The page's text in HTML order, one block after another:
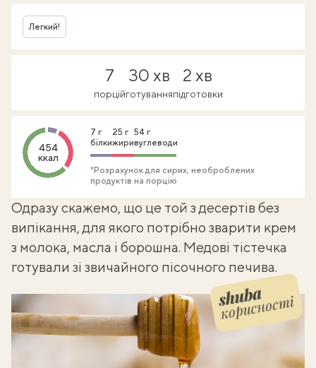
Легкий!
7
порцій
30 хв
готування
2 хв
підготовки
454
ккал
7 г
білки
25 г
жири
54 г
вуглеводи
*Розрахунок для сирих, необроблених
продуктів на порцію
Одразу скажемо, що це той з десертів без
випікання, для якого потрібно зварити крем
з молока, масла і борошна. Медові тістечка
готували зі звичайного пісочного печива.
корисності
Shuba корисності